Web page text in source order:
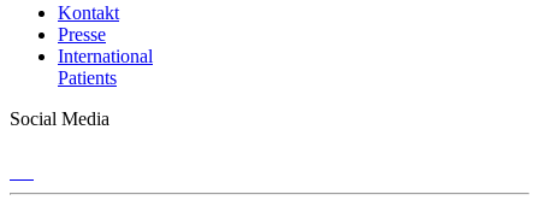
Kontakt
Presse
International
Patients
Social Media